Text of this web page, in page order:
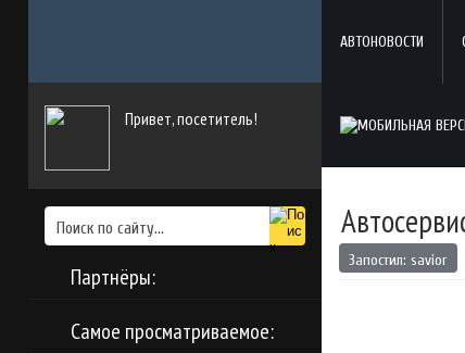
Привет, посетитель!
Партнёры:
Самое просматриваемое:
АВТОНОВОСТИ
Запостил: savior